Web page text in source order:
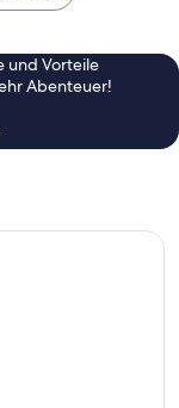
und Vorteile
Abenteuer!